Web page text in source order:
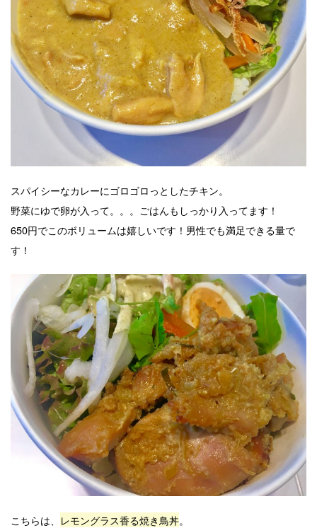
スパイシーなカレーにゴロゴロっとしたチキン。
野菜にゆで卵が入って。。。ごはんもしっかり入ってます！
650円でこのボリュームは嬉しいです！男性でも満足できる量で
す！
こちらは、 レモングラス香る焼き鳥丼。